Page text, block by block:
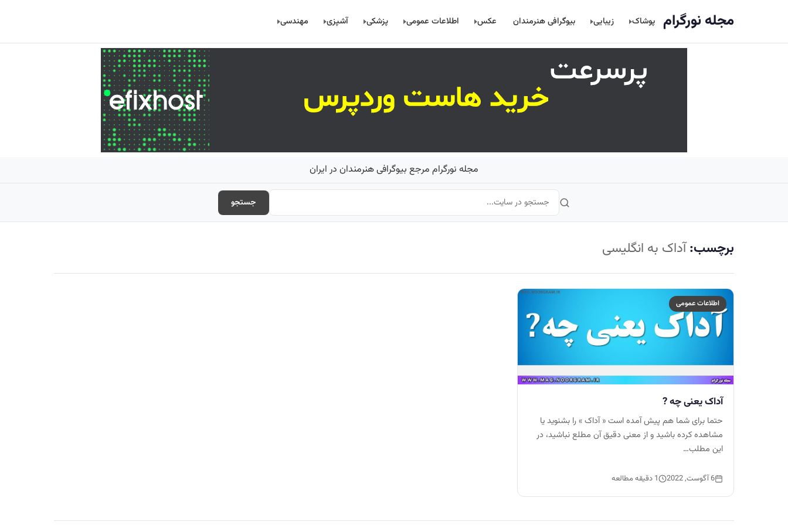
مجله نورگرام پوشاک زیبایی بیوگرافی هنرمندان عکس اطلاعات عمومی پزشکی آشپزی مهندسی
مجله نورگرام مرجع بیوگرافی هنرمندان در ایران
جستجو
برچسب:آداک به انگلیسی
اطلاعات عمومی
آداک یعنی چه ?
حتما برای شما هم پیش آمده است « آداک » را بشنوید یا
مشاهده کرده باشید و از معنی دقیق آن مطلع نباشید، در
این مطلب…
6 آگوست, 2022 1 دقیقه مطالعه